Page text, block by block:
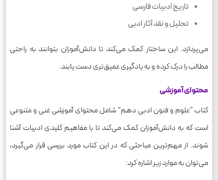
تاریخ ادبیات فارسی
تحلیل و نقد آثار ادبی
می‌پردازد. این ساختار کمک می‌کند تا دانش‌آموزان بتوانند به راحتی
مطالب را درک کرده و به یادگیری عمیق‌تری دست یابند.
محتوای آموزشی
کتاب "علوم و فنون ادبی دهم" شامل محتوای آموزشی غنی و متنوعی
است که به دانش‌آموزان کمک می‌کند تا با مفاهیم کلیدی ادبیات آشنا
شوند. از مهم‌ترین مباحثی که در این کتاب مورد بررسی قرار می‌گیرد،
می‌توان به موارد زیر اشاره کرد: